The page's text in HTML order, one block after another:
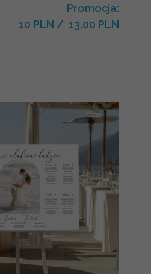
Promocja:
10 PLN / 13.00 PLN